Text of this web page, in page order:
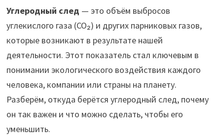
Углеродный след — это объём выбросов
углекислого газа (CO₂) и других парниковых газов,
которые возникают в результате нашей
деятельности. Этот показатель стал ключевым в
понимании экологического воздействия каждого
человека, компании или страны на планету.
Разберём, откуда берётся углеродный след, почему
он так важен и что можно сделать, чтобы его
уменьшить.